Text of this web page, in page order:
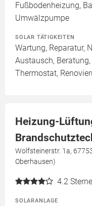
Fußbodenheizung,
Umwälzpumpe
SOLAR TÄTIGKEITEN
Wartung, Reparatur,
Austausch,
Thermostat,
Heizung-
Wolfsteinerstr. 1a,
Oberhausen)
4.2
SOLARANLAGE